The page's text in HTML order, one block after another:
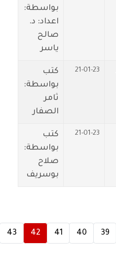
بواسطة:
اعداد: د.
صالح
ياسر
21-01-23
كتب
بواسطة:
ثامر
الصفار
21-01-23
كتب
بواسطة:
صلاح
بوسريف
39
40
41
42
43